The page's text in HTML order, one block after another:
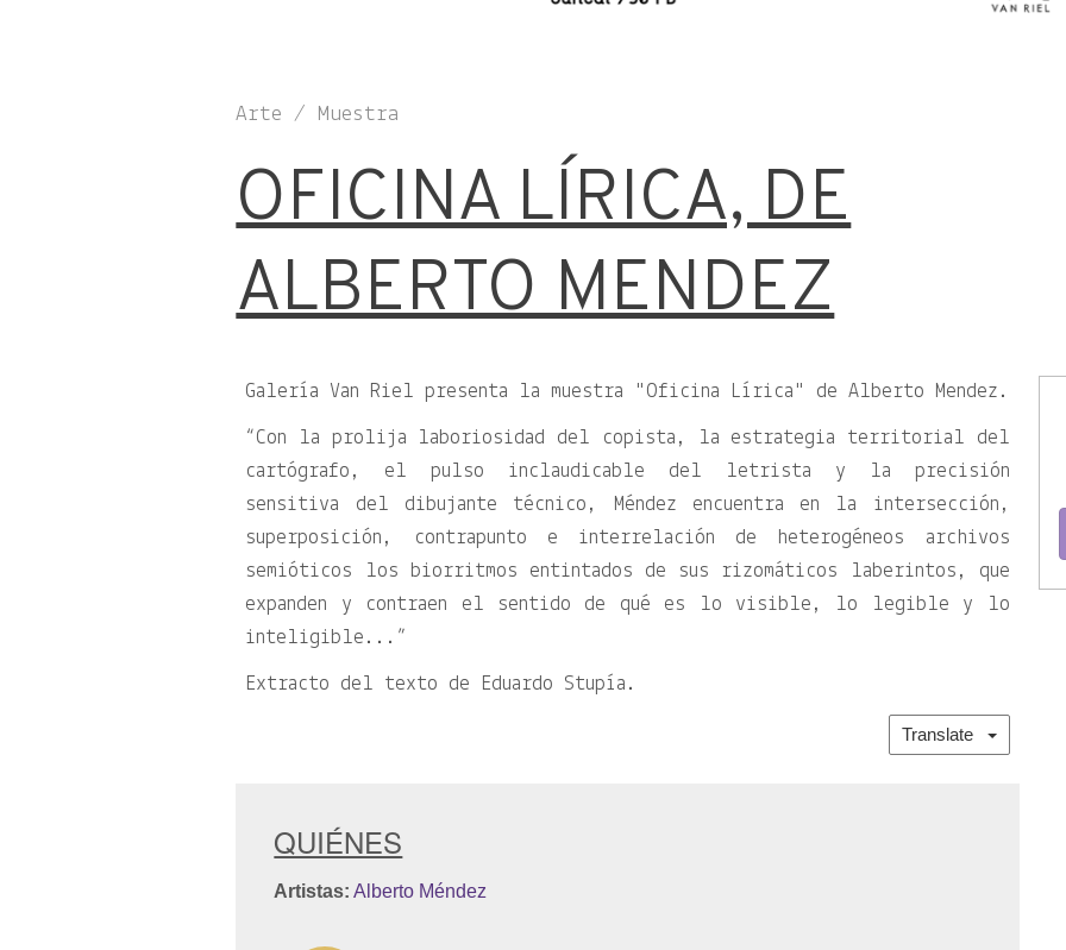
Arte / Muestra
OFICINA LÍRICA, DE
ALBERTO MENDEZ
Galería Van Riel presenta la muestra Oficina Lírica de Alberto Mendez.
“Con la prolija laboriosidad del copista, la estrategia territorial del
cartógrafo, el pulso inclaudicable del letrista y la precisión
sensitiva del dibujante técnico, Méndez encuentra en la intersección,
superposición, contrapunto e interrelación de heterogéneos archivos
semióticos los biorritmos entintados de sus rizomáticos laberintos, que
expanden y contraen el sentido de qué es lo visible, lo legible y lo
inteligible...”
Extracto del texto de Eduardo Stupía.
Translate
QUIÉNES
Artistas: Alberto Méndez